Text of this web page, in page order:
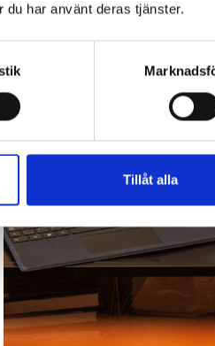
du har använt deras tjänster.
Tillåt alla